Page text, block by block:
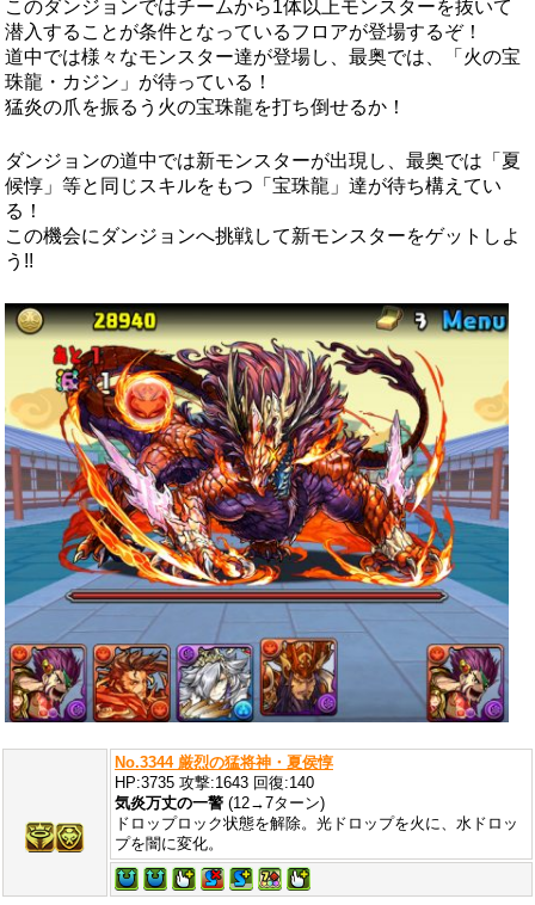
このダンジョンではチームから1体以上モンスターを抜いて
潜入することが条件となっているフロアが登場するぞ！
道中では様々なモンスター達が登場し、最奥では、「火の宝
珠龍・カジン」が待っている！
猛炎の爪を振るう火の宝珠龍を打ち倒せるか！
ダンジョンの道中では新モンスターが出現し、最奥では「夏
候惇」等と同じスキルをもつ「宝珠龍」達が待ち構えてい
る！
この機会にダンジョンへ挑戦して新モンスターをゲットしよ
う!!
No.3344 厳烈の猛将神・夏侯惇
HP:3735 攻撃:1643 回復:140
気炎万丈の一警 (12→7ターン)
ドロップロック状態を解除。光ドロップを火に、水ドロッ
プを闇に変化。